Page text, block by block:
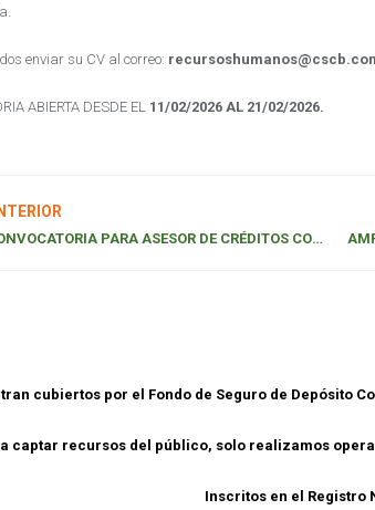
enviar su CV al correo:
ABIERTA DESDE EL 11/02/2026 AL 21/02/2026.
CONVOCATORIA PARA ASESOR DE CRÉDITOS CONSUMO – CHICLAYO (01 PLAZA)
cubiertos por el Fondo de Seguro de Depósito
captar recursos del público, solo realizamos
Inscritos en el Registro